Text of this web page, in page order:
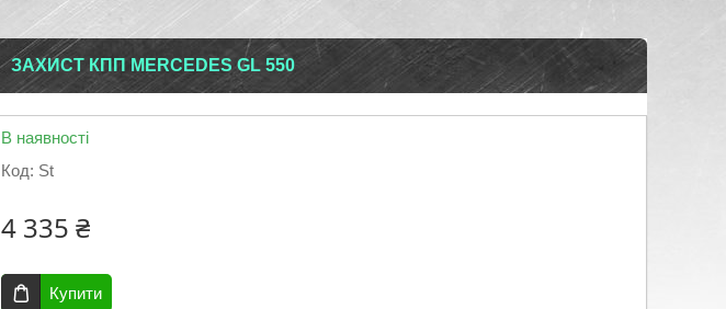
ЗАХИСТ КПП MERCEDES GL 550
В наявності
Код: St
4 335 ₴
Купити